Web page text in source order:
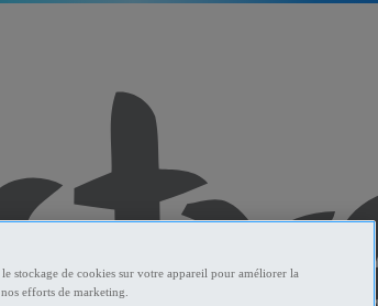
stockage de cookies sur votre appareil pour améliorer la
efforts de marketing.